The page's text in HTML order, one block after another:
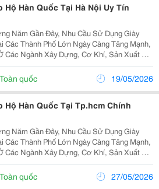
Hộ Hàn Quốc Tại Hà Nội Uy Tín
Năm Gần Đây, Nhu Cầu Sử Dụng Giày
Các Thành Phố Lớn Ngày Càng Tăng Mạnh,
Các Ngành Xây Dựng, Cơ Khí, Sản Xuất Và
Khu Vực Phía Bắc, Thị Trường Giày Bảo
Tại Hà Nội Đang Nhận Được Sự Quan
Toàn quốc 19/05/2026
Hộ Hàn Quốc Tại Tp.hcm Chính
Năm Gần Đây, Nhu Cầu Sử Dụng Giày
Các Thành Phố Lớn Ngày Càng Tăng Mạnh,
Các Ngành Xây Dựng, Cơ Khí, Sản Xuất Và
Khu Vực Phía Nam, Thị Trường Giày Bảo
Tại Tp.hcm Đang Phát Triển Mạnh Nhờ
Toàn quốc 27/05/2026